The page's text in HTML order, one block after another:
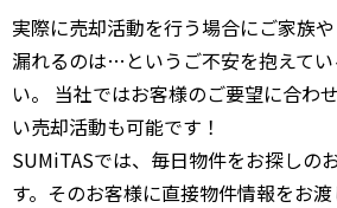
実際に売却活動を行う場合にご家族
漏れるのは…というご不安を抱えて
い。 当社ではお客様のご要望に合わ
い売却活動も可能です！
SUMiTASでは、毎日物件をお探しの
す。そのお客様に直接物件情報をお